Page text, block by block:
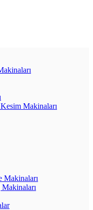
Makinaları
Makinaları